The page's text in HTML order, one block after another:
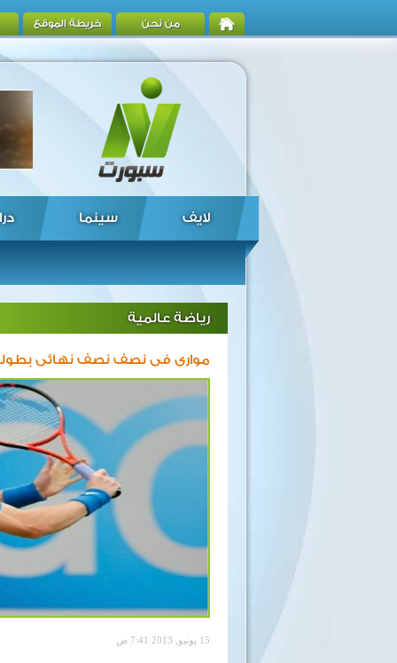
من نحن خريطة الموقع
لايف سينما
رياضة عالمية
موارى فى نصف نصف نهائى
15 يونيو, 2013 7:41 ص